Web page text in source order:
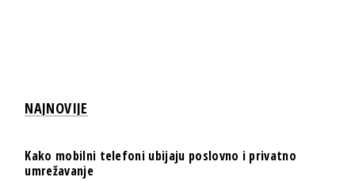
NAJNOVIJE
Kako mobilni telefoni ubijaju poslovno i privatno
umrežavanje